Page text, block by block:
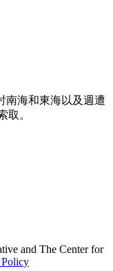
南海和東海以及週遭
取。
and The Center for